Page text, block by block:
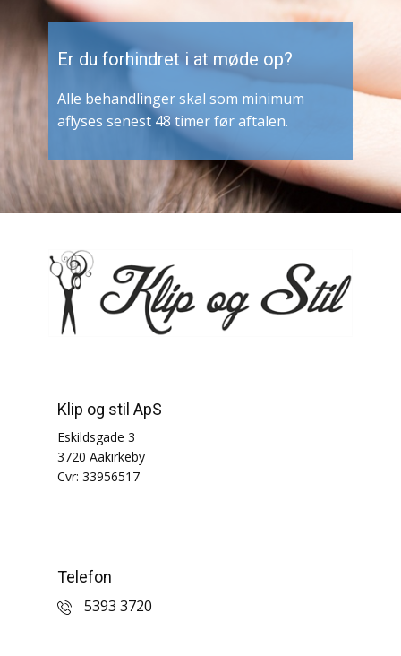
Er du forhindret i at møde op?
Alle behandlinger skal som minimum
aflyses senest 48 timer før aftalen.
Klip og stil ApS
Eskildsgade 3
3720 Aakirkeby
Cvr: 33956517
Telefon
5393 3720